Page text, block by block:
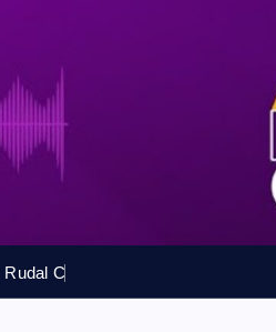
Rudal C